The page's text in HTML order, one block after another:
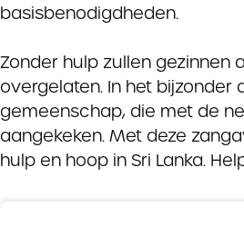
basisbenodigdheden.
Zonder hulp zullen gezinnen
overgelaten. In het bijzonder
gemeenschap, die met de
aangekeken. Met deze
hulp en hoop in Sri Lanka.